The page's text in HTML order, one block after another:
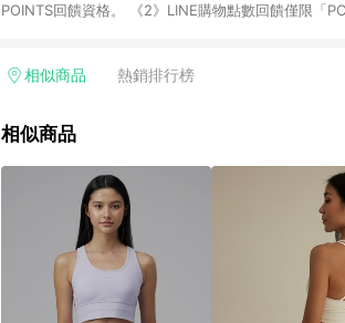
POINTS回饋資格。 《2》LINE購物點數回饋僅限「
PChome儲值商品、企業專區/企業採購、部分指定
商家訂單頁面標示「LINE回饋」，若無此標示則 不符
並依訂單成立時間當下LINE購物所設定的回饋機制
時間差，如顯示之商品規格、顏色、價位、贈品與
相似商品 熱銷排行榜
相似商品